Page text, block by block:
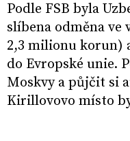
Podle FSB byla
slíbena odměna ve
2,3 milionu korun)
do Evropské unie.
Moskvy a půjčit si
Kirillovovo místo